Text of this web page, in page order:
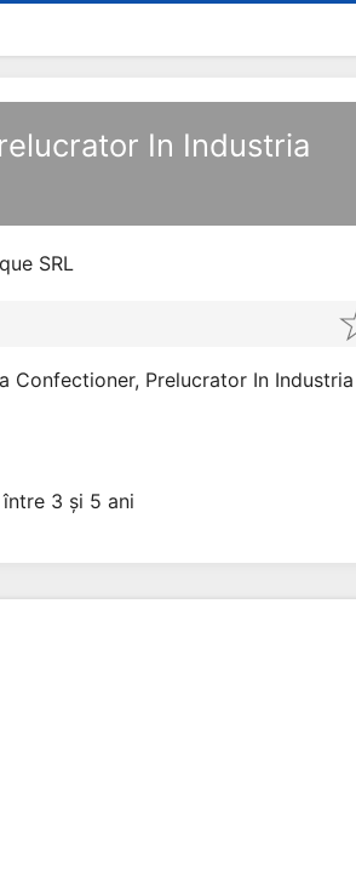
In Industria
SRL
Confectioner, Prelucrator In Industria
3 și 5 ani